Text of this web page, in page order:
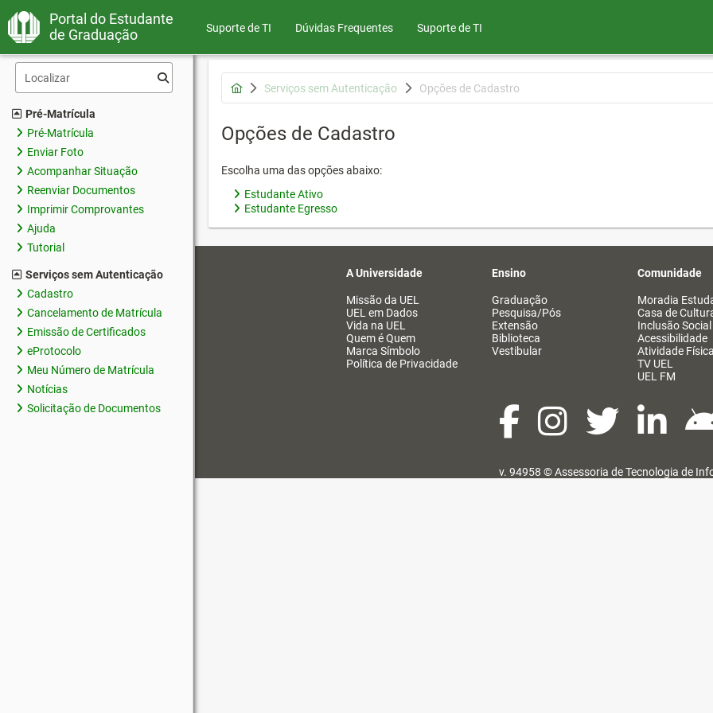
Portal do Estudante
de Graduação
Suporte de TI Dúvidas Frequentes Suporte de TI
Pré-Matrícula
Pré-Matrícula
Enviar Foto
Acompanhar Situação
Reenviar Documentos
Imprimir Comprovantes
Ajuda
Tutorial
Serviços sem Autenticação
Cadastro
Cancelamento de Matrícula
Emissão de Certificados
eProtocolo
Meu Número de Matrícula
Notícias
Solicitação de Documentos
Serviços sem Autenticação Opções de Cadastro
Opções de Cadastro
Escolha uma das opções abaixo:
Estudante Ativo
Estudante Egresso
A Universidade
Missão da UEL
UEL em Dados
Vida na UEL
Quem é Quem
Marca Símbolo
Política de Privacidade
Ensino
Graduação
Pesquisa/Pós
Extensão
Biblioteca
Vestibular
Comunidade
Moradia
Casa de
Inclusão Social
Acessibilidade
Atividade Física
TV UEL
UEL FM
v. 94958 ©Assessoria de Tecnologia de